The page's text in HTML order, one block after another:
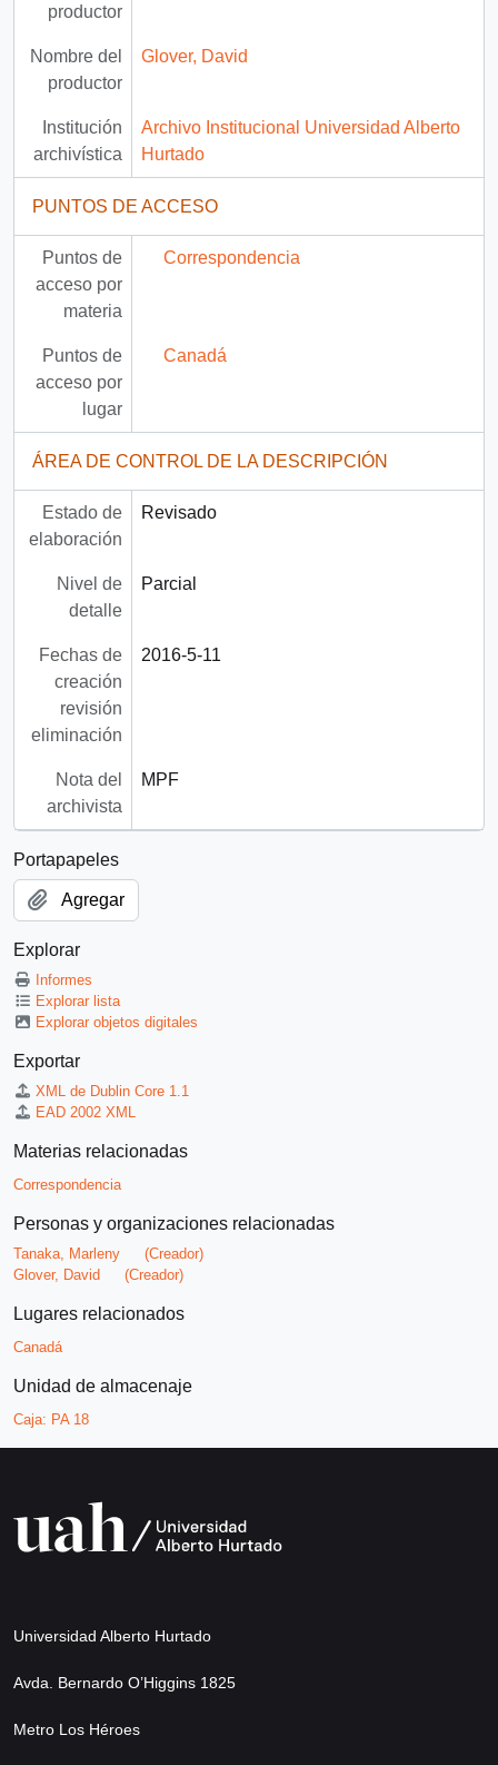
productor
Nombre del
productor
Glover, David
Institución
archivística
Archivo Institucional Universidad Alberto
Hurtado
PUNTOS DE ACCESO
Puntos de
acceso por
materia
Correspondencia
Puntos de
acceso por
lugar
Canadá
ÁREA DE CONTROL DE LA DESCRIPCIÓN
Estado de
elaboración
Revisado
Nivel de
detalle
Parcial
Fechas de
creación
revisión
eliminación
2016-5-11
Nota del
archivista
MPF
Portapapeles
Agregar
Explorar
Informes
Explorar lista
Explorar objetos digitales
Exportar
XML de Dublin Core 1.1
EAD 2002 XML
Materias relacionadas
Correspondencia
Personas y organizaciones relacionadas
Tanaka, Marleny
(Creador)
Glover, David
(Creador)
Lugares relacionados
Canadá
Unidad de almacenaje
Caja: PA 18
Universidad Alberto Hurtado
Avda. Bernardo O’Higgins 1825
Metro Los Héroes